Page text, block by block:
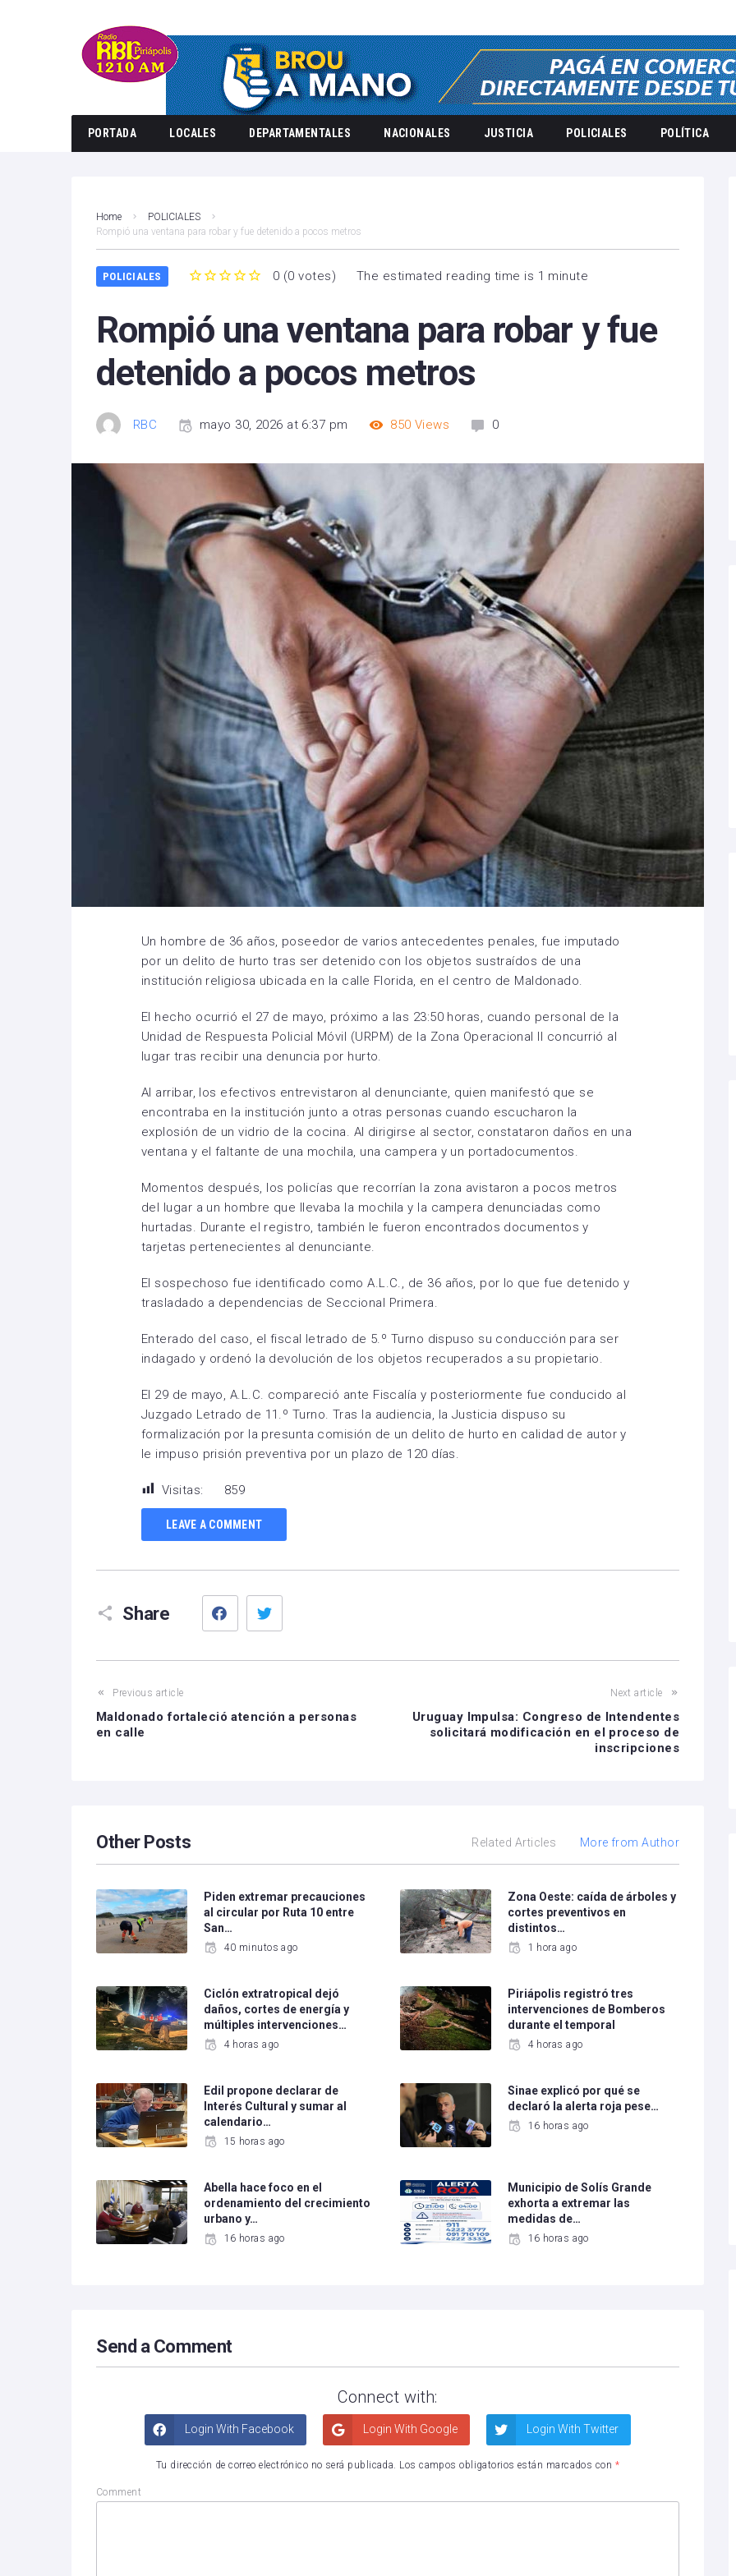
PORTADA LOCALES DEPARTAMENTALES NACIONALES JUSTICIA POLICIALES POLÍTICA
Home
POLICIALES
Rompió una ventana para robar y fue detenido a pocos metros
POLICIALES 0 (0 votes) The estimated reading time is 1 minute
Rompió una ventana para robar y fue
detenido a pocos metros
RBC mayo 30, 2026 at 6:37 pm 850 Views 0
Un hombre de 36 años, poseedor de varios antecedentes penales, fue imputado
por un delito de hurto tras ser detenido con los objetos sustraídos de una
institución religiosa ubicada en la calle Florida, en el centro de Maldonado.
El hecho ocurrió el 27 de mayo, próximo a las 23:50 horas, cuando personal de la
Unidad de Respuesta Policial Móvil (URPM) de la Zona Operacional II concurrió al
lugar tras recibir una denuncia por hurto.
Al arribar, los efectivos entrevistaron al denunciante, quien manifestó que se
encontraba en la institución junto a otras personas cuando escucharon la
explosión de un vidrio de la cocina. Al dirigirse al sector, constataron daños en una
ventana y el faltante de una mochila, una campera y un portadocumentos.
Momentos después, los policías que recorrían la zona avistaron a pocos metros
del lugar a un hombre que llevaba la mochila y la campera denunciadas como
hurtadas. Durante el registro, también le fueron encontrados documentos y
tarjetas pertenecientes al denunciante.
El sospechoso fue identificado como A.L.C., de 36 años, por lo que fue detenido y
trasladado a dependencias de Seccional Primera.
Enterado del caso, el fiscal letrado de 5.º Turno dispuso su conducción para ser
indagado y ordenó la devolución de los objetos recuperados a su propietario.
El 29 de mayo, A.L.C. compareció ante Fiscalía y posteriormente fue conducido al
Juzgado Letrado de 11.º Turno. Tras la audiencia, la Justicia dispuso su
formalización por la presunta comisión de un delito de hurto en calidad de autor y
le impuso prisión preventiva por un plazo de 120 días.
Visitas: 859
LEAVE A COMMENT
Share
Facebook
Previous article
Maldonado fortaleció atención a personas
en calle
Next article
Uruguay Impulsa: Congreso de Intendentes
solicitará modificación en el proceso de
inscripciones
Other Posts Related Articles More from Author
Piden extremar precauciones
al circular por Ruta 10 entre
San…
40 minutos ago
Zona Oeste: caída de árboles y
cortes preventivos en
distintos…
1 hora ago
Ciclón extratropical dejó
daños, cortes de energía y
múltiples intervenciones…
4 horas ago
Piriápolis registró tres
intervenciones de Bomberos
durante el temporal
4 horas ago
Edil propone declarar de
Interés Cultural y sumar al
calendario…
15 horas ago
Sinae explicó por qué se
declaró la alerta roja pese…
16 horas ago
Abella hace foco en el
ordenamiento del crecimiento
urbano y…
16 horas ago
Municipio de Solís Grande
exhorta a extremar las
medidas de…
16 horas ago
Send a Comment
Connect with:
Login With Facebook Login With Google Login With Twitter
Tu dirección de correo electrónico no será publicada. Los campos obligatorios están marcados con *
Comment